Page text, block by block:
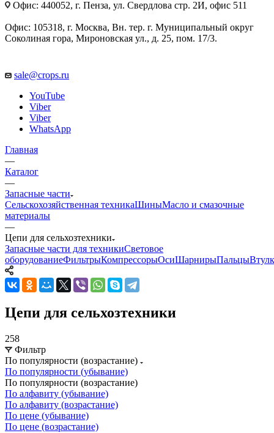
Офис: 440052, г. Пенза, ул. Свердлова стр. 2И, офис 511
Офис: 105318, г. Москва, Вн. тер. г. Муниципальный округ
Соколиная гора, Мироновская ул., д. 25, пом. 17/3.
sale@crops.ru
YouTube
Viber
Viber
WhatsApp
Главная
—
Каталог
—
Запасные части
Сельскохозяйственная техникаШиныМасло и смазочные
материалы
—
Цепи для сельхозтехники
Запасные части для техникиСветовое
оборудованиеФильтрыКомпрессорыОсиШарнирыПальцы
Цепи для сельхозтехники
258
Фильтр
По популярности (возрастание)
По популярности (убывание)
По популярности (возрастание)
По алфавиту (убывание)
По алфавиту (возрастание)
По цене (убывание)
По цене (возрастание)